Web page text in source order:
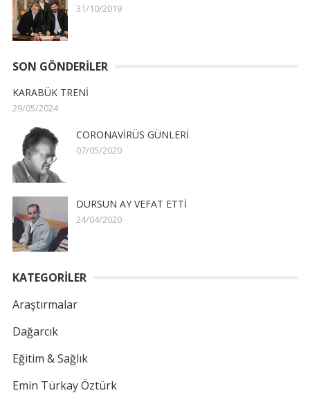
31/10/2019
SON GÖNDERILER
KARABÜK TRENİ
29/05/2024
CORONAVİRÜS GÜNLERİ
07/05/2020
DURSUN AY VEFAT ETTİ
24/04/2020
KATEGORİLER
Araştırmalar
Dağarcık
Eğitim & Sağlık
Emin Türkay Öztürk